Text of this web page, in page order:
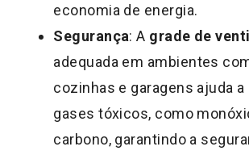
economia de energia.
Segurança: A grade de
adequada em ambientes
cozinhas e garagens ajuda
gases tóxicos, como
carbono, garantindo a